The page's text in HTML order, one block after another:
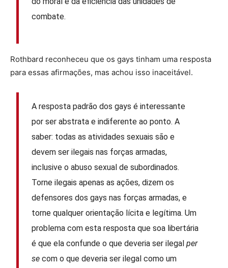
combate.
Rothbard reconheceu que os gays tinham uma resposta
para essas afirmações, mas achou isso inaceitável.
A resposta padrão dos gays é interessante
por ser abstrata e indiferente ao ponto. A
saber: todas as atividades sexuais são e
devem ser ilegais nas forças armadas,
inclusive o abuso sexual de subordinados.
Torne ilegais apenas as ações, dizem os
defensores dos gays nas forças armadas, e
torne qualquer orientação lícita e legítima. Um
problema com esta resposta que soa libertária
é que ela confunde o que deveria ser ilegalper
se com o que deveria ser ilegal como um